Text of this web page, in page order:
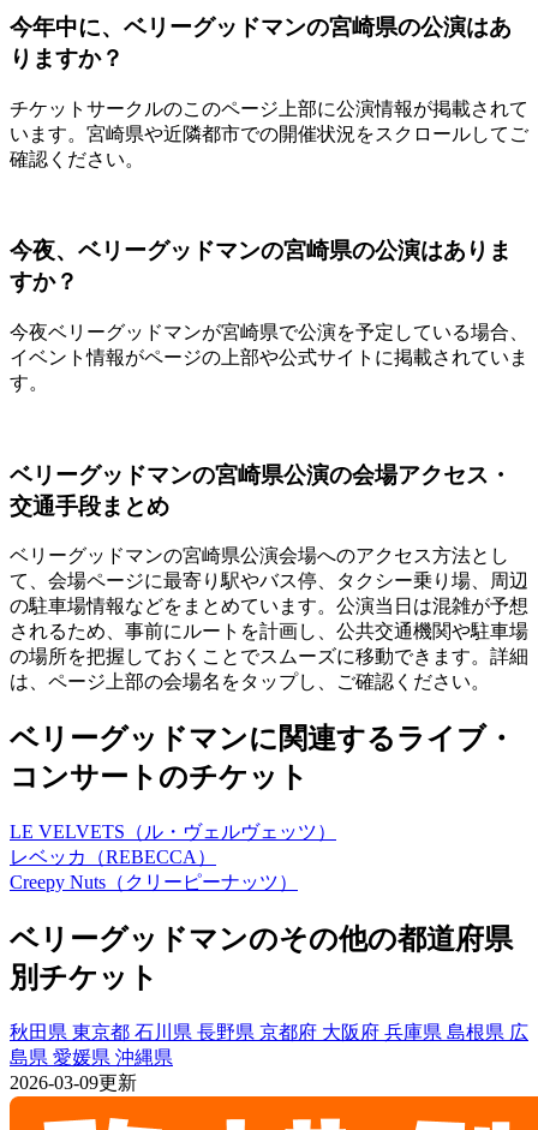
今年中に、ベリーグッドマンの宮崎県の公演はあ
りますか？
チケットサークルのこのページ上部に公演情報が掲載されて
います。宮崎県や近隣都市での開催状況をスクロールしてご
確認ください。
今夜、ベリーグッドマンの宮崎県の公演はありま
すか？
今夜ベリーグッドマンが宮崎県で公演を予定している場合、
イベント情報がページの上部や公式サイトに掲載されていま
す。
ベリーグッドマンの宮崎県公演の会場アクセス・
交通手段まとめ
ベリーグッドマンの宮崎県公演会場へのアクセス方法とし
て、会場ページに最寄り駅やバス停、タクシー乗り場、周辺
の駐車場情報などをまとめています。公演当日は混雑が予想
されるため、事前にルートを計画し、公共交通機関や駐車場
の場所を把握しておくことでスムーズに移動できます。詳細
は、ページ上部の会場名をタップし、ご確認ください。
ベリーグッドマンに関連するライブ・
コンサートのチケット
LE VELVETS（ル・ヴェルヴェッツ）
レベッカ（REBECCA）
Creepy Nuts（クリーピーナッツ）
ベリーグッドマンのその他の都道府県
別チケット
秋田県 東京都 石川県 長野県 京都府 大阪府 兵庫県 島根県 広
島県 愛媛県 沖縄県
2026-03-09更新